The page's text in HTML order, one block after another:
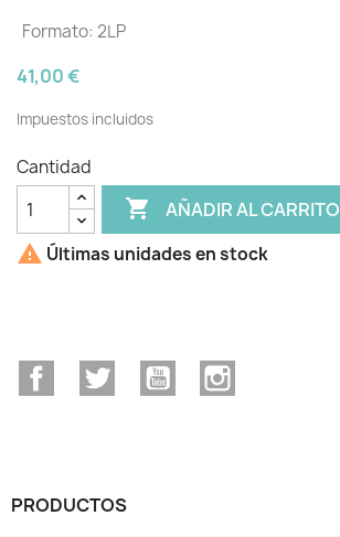
Formato: 2LP
41,00 €
Impuestos incluidos
Cantidad
 AÑADIR AL CARRITO
 Últimas unidades en stock
FacebookTwitter YouTube
PRODUCTOS